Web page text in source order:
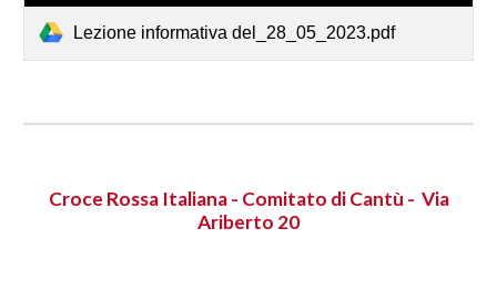
Lezione informativa del_28_05_2023.pdf
Croce Rossa Italiana - Comitato di Cantù - Via
Ariberto 20